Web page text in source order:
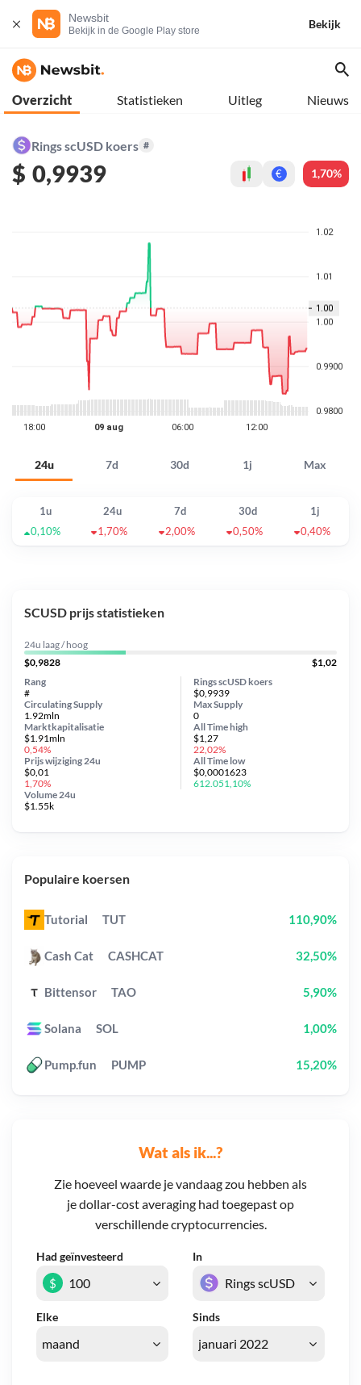
Newsbit
Bekijk in de Google Play store
Bekijk
Overzicht Statistieken Uitleg Nieuws
Rings scUSD koers #
$ 0,9939 € 1,70%
24u 7d 30d 1j Max
1u 24u 7d 30d
1j
0,10%
1,70% 2,00% 0,50% 0,40%
Wat als ik...?
Zie hoeveel waarde je vandaag zou hebben als
je dollar-cost averaging had toegepast op
verschillende cryptocurrencies.
Had geïnvesteerd In
Elke Sinds
$
SCUSD prijs statistieken
24u laag / hoog
$0,9828
$1,02
Rings scUSD koers
$0,9939
Circulating Supply
1.92mln
Prijs wijziging 24u
$0,01
1,70%
Max Supply
0
Marktkapitalisatie
$1.91mln
0,54%
Volume 24u
$1.55k
Rang
#
All Timehigh
$1,27
22,02%
All Time low
$0,0001623
612.051,10%
Populaire koersen
Tutorial TUT 110,90%
Cash Cat CASHCAT 32,50%
Bittensor TAO 5,90%
Solana SOL 1,00%
Pump.fun PUMP 15,20%